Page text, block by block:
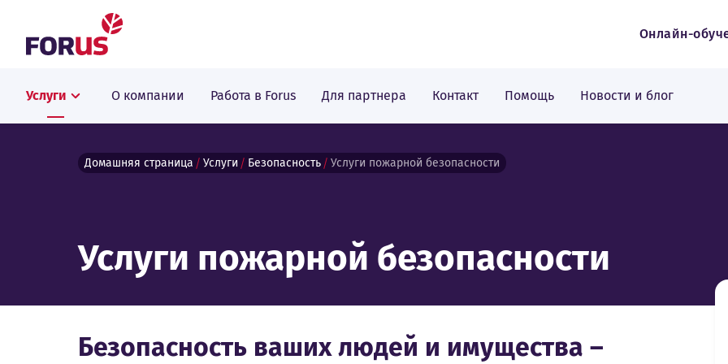
Онлайн-
Услуги О компании Работа в Forus Для партнера Контакт Помощь Новости и блог
Домашняя страница Услуги Безопасность Услуги пожарной безопасности
Услуги пожарной безопасности
Безопасность ваших людей и имущества –